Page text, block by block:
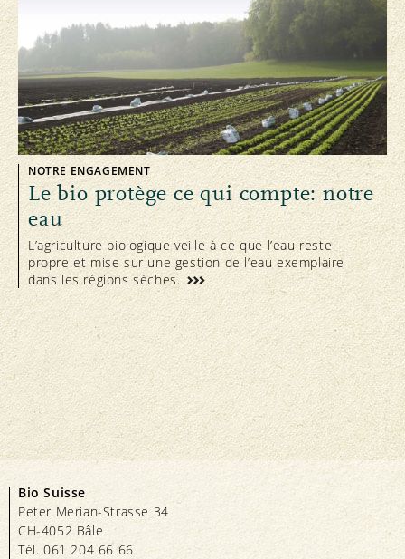
NOTRE ENGAGEMENT
Le bio protège ce qui compte: notre
eau
L’agriculture biologique veille à ce que l’eau reste
propre et mise sur une gestion de l’eau exemplaire
dans les régions sèches.
Bio Suisse
Peter Merian-Strasse 34
CH-4052 Bâle
Tél. 061 204 66 66